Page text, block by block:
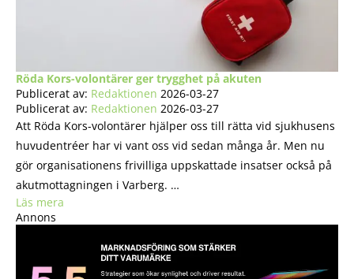
Röda Kors-volontärer ger trygghet på akuten
Publicerat av: Redaktionen 2026-03-27
Publicerat av: Redaktionen 2026-03-27
Att Röda Kors-volontärer hjälper oss till rätta vid sjukhusens
huvudentréer har vi vant oss vid sedan många år. Men nu
gör organisationens frivilliga uppskattade insatser också på
akutmottagningen i Varberg. …
Läs mera
Annons